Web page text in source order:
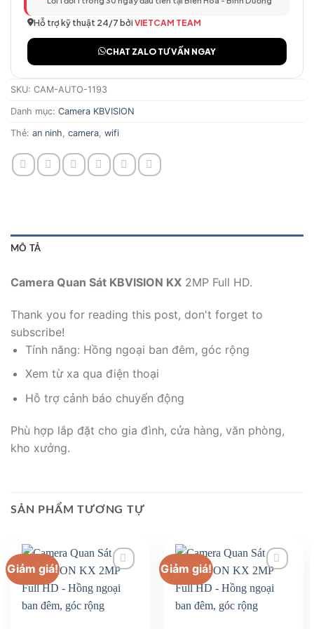
Hỗ trợ kỹ thuật 24/7 bởi VIETCAM TEAM
CHAT ZALO TƯ VẤN NGAY
SKU: CAM-AUTO-1193
Danh mục: Camera KBVISION
Thẻ: an ninh camera wifi
MÔ TẢ
Camera Quan Sát KBVISION KX 2MP Full HD.
Thank you for reading this post, don't forget to
subscribe!
Tính năng: Hồng ngoại ban đêm, góc rộng
Xem từ xa qua điện thoại
Hỗ trợ cảnh báo chuyển động
Phù hợp lắp đặt cho gia đình, cửa hàng, văn phòng,
kho xưởng.
SẢN PHẨM TƯƠNG TỰ
Giảm giá! Giảm giá!